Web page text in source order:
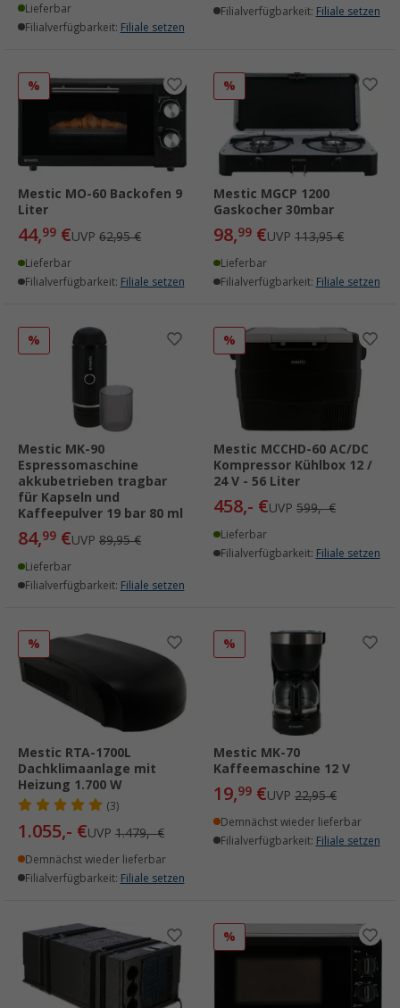
Lieferbar
Filialverfügbarkeit: Filiale setzen
Filialverfügbarkeit: Filiale setzen
%
Mestic MO-60 Backofen 9
Liter
44,99 €UVP 62,95 €
Lieferbar
Filialverfügbarkeit: Filiale setzen
%
Mestic MGCP 1200
Gaskocher 30mbar
98,99 €UVP 113,95 €
Lieferbar
Filialverfügbarkeit: Filiale setzen
%
Mestic MK-90
Espressomaschine
akkubetrieben tragbar
für Kapseln und
Kaffeepulver 19 bar 80 ml
84,99 €UVP 89,95 €
Lieferbar
Filialverfügbarkeit: Filiale setzen
%
Mestic MCCHD-60 AC/DC
Kompressor Kühlbox 12 /
24 V - 56 Liter
458,- €UVP 599,- €
Lieferbar
Filialverfügbarkeit: Filiale setzen
%
Mestic RTA-1700L
Dachklimaanlage mit
Heizung 1.700 W
(3)
1.055,- €UVP 1.479,- €
Demnächst wieder lieferbar
Filialverfügbarkeit: Filiale setzen
%
Mestic MK-70
Kaffeemaschine 12 V
19,99 €UVP 22,95 €
Demnächst wieder lieferbar
Filialverfügbarkeit: Filiale setzen
%